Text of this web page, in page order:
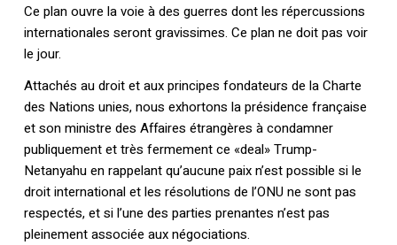
Ce plan ouvre la voie à des guerres dont les répercussions
internationales seront gravissimes. Ce plan ne doit pas voir
le jour.
Attachés au droit et aux principes fondateurs de la Charte
des Nations unies, nous exhortons la présidence française
et son ministre des Affaires étrangères à condamner
publiquement et très fermement ce «deal» Trump-
Netanyahu en rappelant qu’aucune paix n’est possible si le
droit international et les résolutions de l’ONU ne sont pas
respectés, et si l’une des parties prenantes n’est pas
pleinement associée aux négociations.